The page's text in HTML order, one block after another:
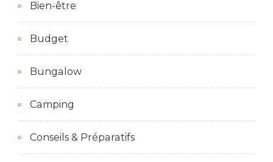
Bien-être
Budget
Bungalow
Camping
Conseils & Préparatifs